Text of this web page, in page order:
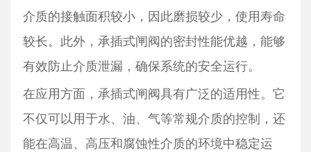
介质的接触面积较小，因此磨损较少，使用寿命
较长。此外，承插式闸阀的密封性能优越，能够
有效防止介质泄漏，确保系统的安全运行。
在应用方面，承插式闸阀具有广泛的适用性。它
不仅可以用于水、油、气等常规介质的控制，还
能在高温、高压和腐蚀性介质的环境中稳定运